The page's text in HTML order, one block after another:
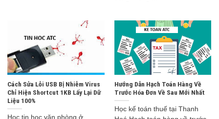
Cách Sửa Lỗi USB Bị Nhiễm Virus
Chỉ Hiện Shortcut 1KB Lấy Lại Dữ
Liệu 100%
Học tin học văn phòng ở
Hướng Dẫn Hạch Toán Hàng Về
Trước Hóa Đơn Về Sau Mới Nhất
Học kế toán thuế tại Thanh